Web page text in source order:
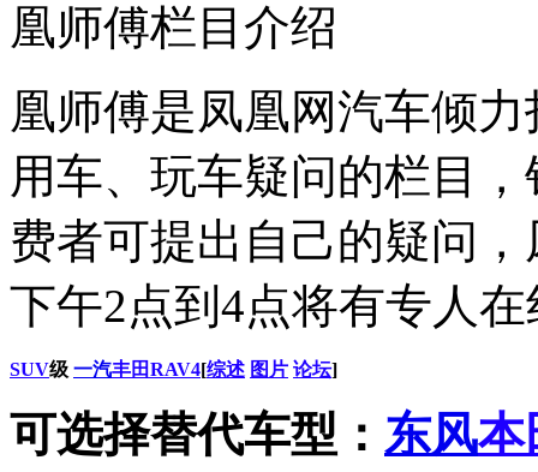
凰师傅栏目介绍
凰师傅是凤凰网汽车倾
用车、玩车疑问的栏目
费者可提出自己的疑问
下午2点到4点将有专人
SUV级 一汽丰田RAV4[综述 图片 论坛]
可选择替代车型： 东风本